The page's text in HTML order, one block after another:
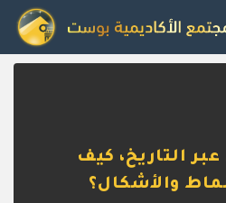
التاريخ، كيف
والأشكال؟